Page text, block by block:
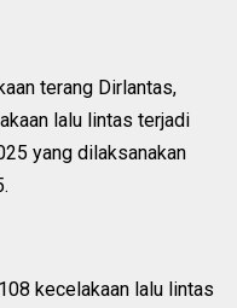
terang Dirlantas,
lalu lintas terjadi
yang dilaksanakan
kecelakaan lalu lintas